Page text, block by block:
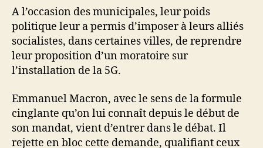
A l’occasion des municipales, leur poids
politique leur a permis d’imposer à leurs alliés
socialistes, dans certaines villes, de reprendre
leur proposition d’un moratoire sur
l’installation de la 5G.
Emmanuel Macron, avec le sens de la formule
cinglante qu’on lui connaît depuis le début de
son mandat, vient d’entrer dans le débat. Il
rejette en bloc cette demande, qualifiant ceux